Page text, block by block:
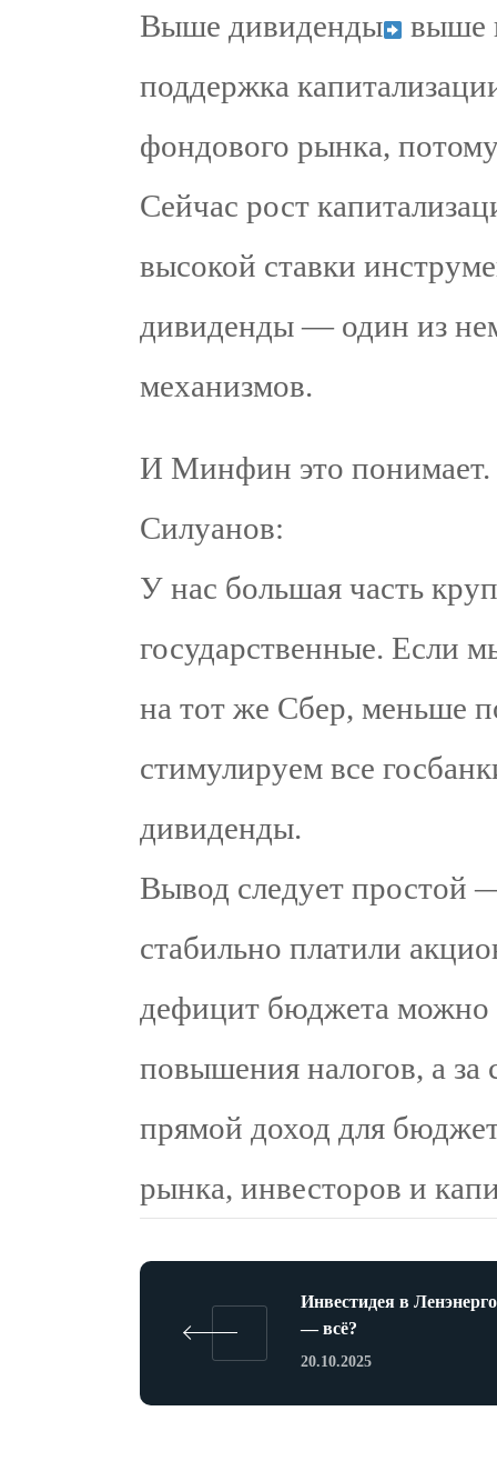
Выше дивиденды
выше
поддержка
фондового рынка,
Сейчас рост
высокой ставки
дивиденды — один из
механизмов.
И Минфин это понимает.
Силуанов:
У нас большая часть
государственные. Если
на тот же Сбер, меньше
стимулируем все
дивиденды.
Вывод следует простой
стабильно платили
дефицит бюджета можно
повышения налогов, а за
прямой доход для
рынка, инвесторов и
Инвестидея в Ленэнерго
— всё?
20.10.2025